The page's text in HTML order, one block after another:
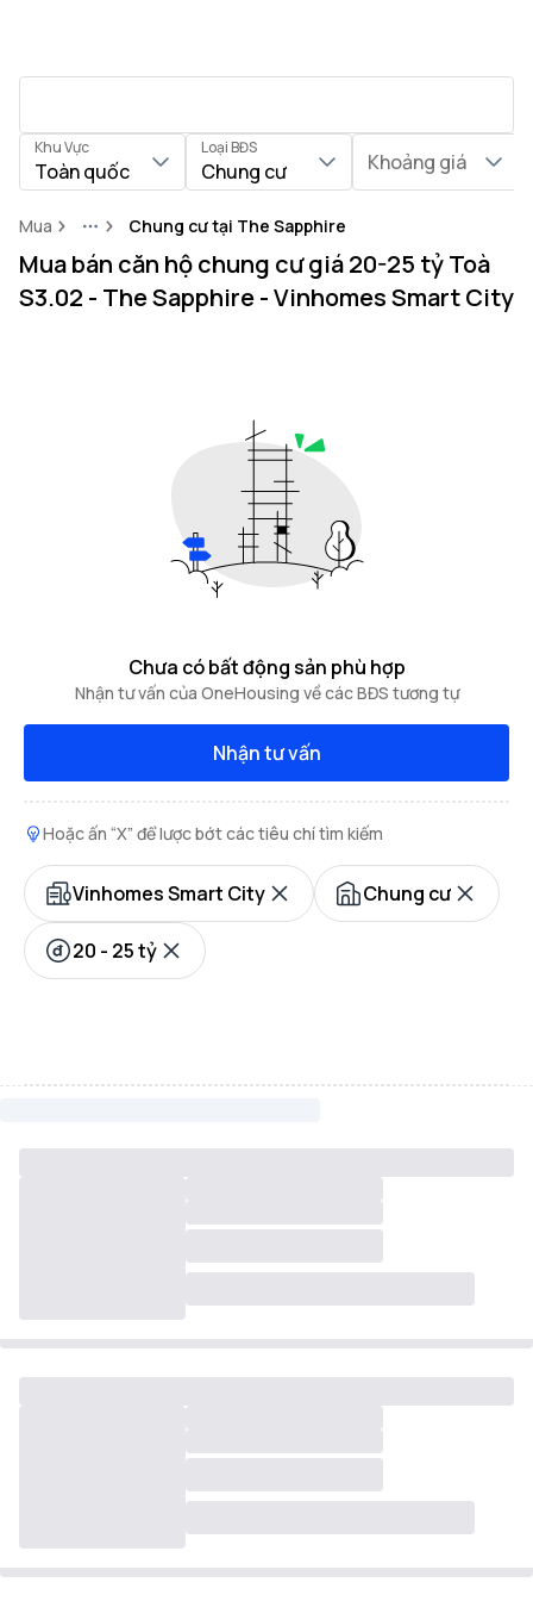
Khu Vực
Toàn quốc
Loại BĐS
Chung cư Khoảng giá
Mua MoreChung cư tại The Sapphire
Mua bán căn hộ chung cư giá 20-25 tỷ Toà
S3.02 - The Sapphire - Vinhomes Smart City
Chưa có bất động sản phù hợp
Nhận tư vấn của OneHousing về các BĐS tương tự
Nhận tư vấn
Hoặc ấn “X” để lược bớt các tiêu chí tìm kiếm
Vinhomes Smart City Chung cư
20 - 25 tỷ